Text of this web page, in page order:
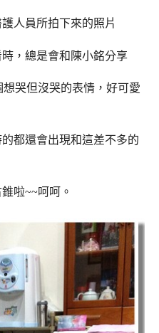
人員所拍下來的照片
，總是會和陳小銘分享
哭但沒哭的表情，好可愛
都還會出現和這差不多的
啦~~呵呵。